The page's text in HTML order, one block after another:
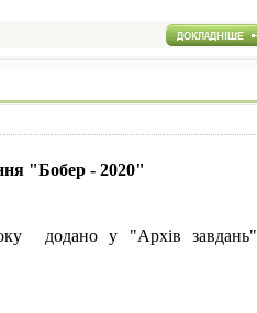
"Бобер - 2020"
додано у "Архів завдань"